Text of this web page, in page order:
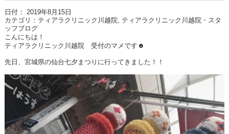
日付： 2019年8月15日
カテゴリ： ティアラクリニック川越院, ティアラクリニック川越院・スタ
ッフブログ
こんにちは！
ティアラクリニック川越院 受付のマメです☻
先日、宮城県の仙台七夕まつりに行ってきました！！